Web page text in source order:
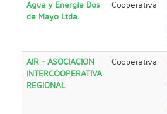
Agua y Energía Dos
de Mayo Ltda.
Cooperativa
AIR - ASOCIACION
INTERCOOPERATIVA
REGIONAL
Cooperativa